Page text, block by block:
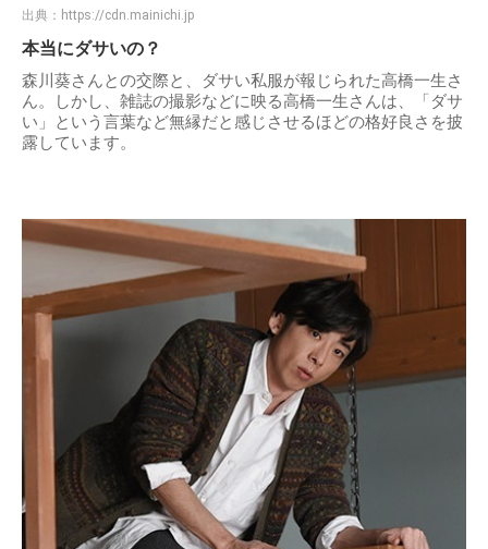
出典： https://cdn.mainichi.jp
本当にダサいの？
森川葵さんとの交際と、ダサい私服が報じられた高橋一生さ
ん。しかし、雑誌の撮影などに映る高橋一生さんは、「ダサ
い」という言葉など無縁だと感じさせるほどの格好良さを披
露しています。